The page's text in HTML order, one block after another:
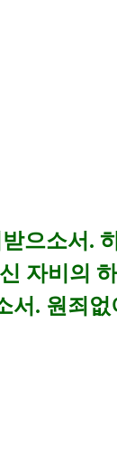
으소서.
자비의
서. 원죄